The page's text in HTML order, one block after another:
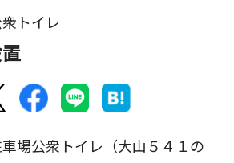
トイレ
場公衆トイレ（大山５４１の